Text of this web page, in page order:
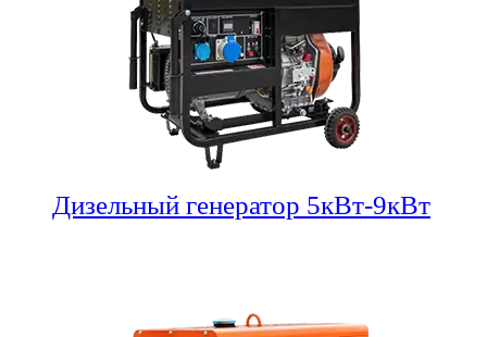
Дизельный генератор 5кВт-9кВт